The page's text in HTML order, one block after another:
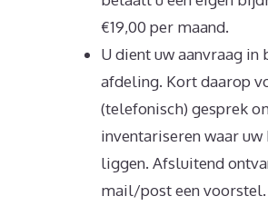
€19,00 per maand.
U dient uw aanvraag in
afdeling. Kort daarop
(telefonisch) gesprek
inventariseren waar uw
liggen. Afsluitend
mail/post een voorstel.